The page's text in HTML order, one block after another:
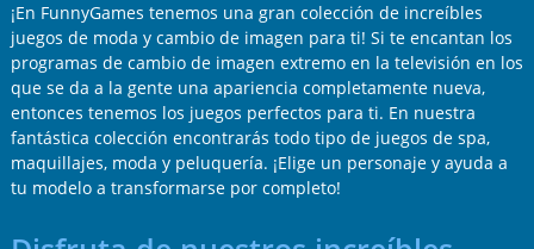
¡En FunnyGames tenemos una gran colección de increíbles
juegos de moda y cambio de imagen para ti! Si te encantan los
programas de cambio de imagen extremo en la televisión en los
que se da a la gente una apariencia completamente nueva,
entonces tenemos los juegos perfectos para ti. En nuestra
fantástica colección encontrarás todo tipo de juegos de spa,
maquillajes, moda y peluquería. ¡Elige un personaje y ayuda a
tu modelo a transformarse por completo!